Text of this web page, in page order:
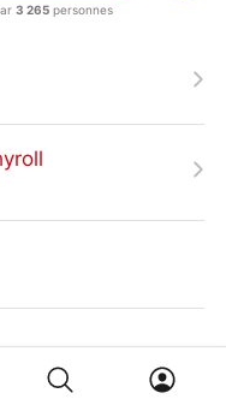
3 265personnes